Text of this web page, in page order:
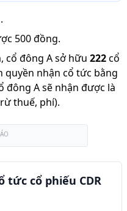
.
500 đồng.
cổ đông A sở hữu 222cổ
quyền nhận cổ tức bằng
đông A sẽ nhận được là
thuế, phí).
tức cổ phiếu CDR